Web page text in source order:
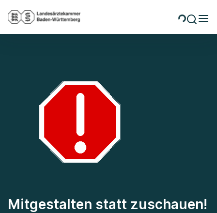
Mitgestalten statt zuschauen!